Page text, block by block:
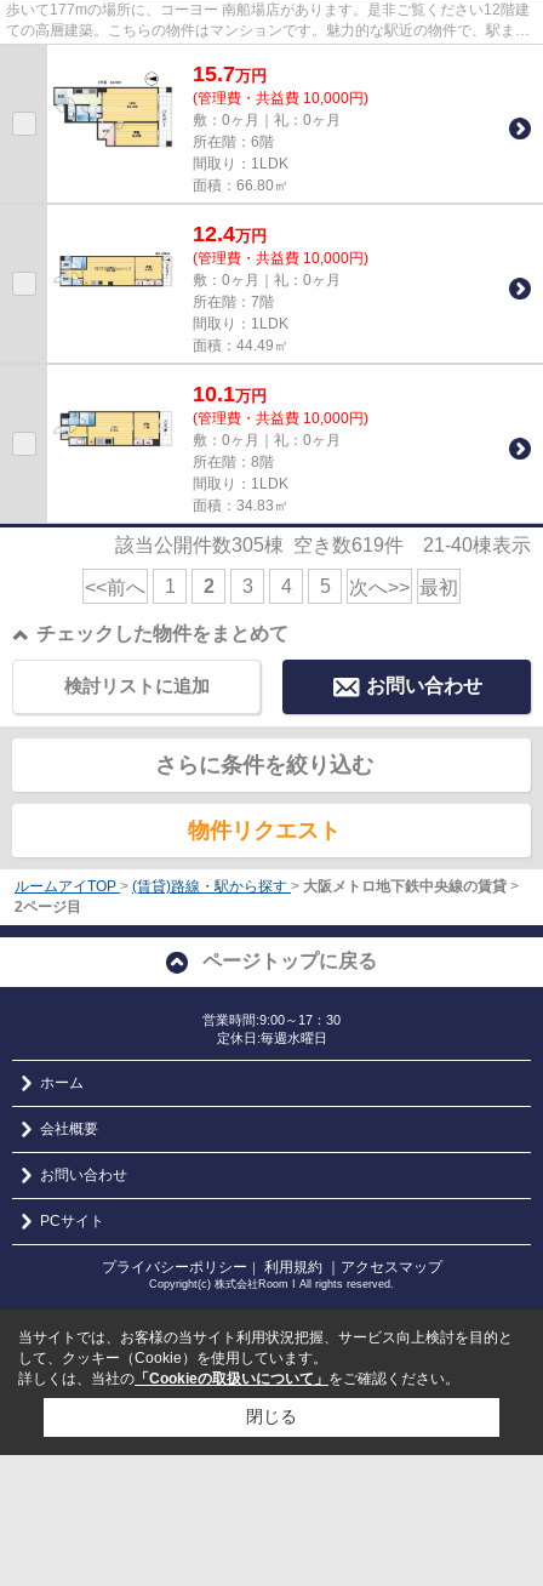
歩いて177mの場所に、コーヨー 南船場店があります。是非ご覧ください12階建
ての高層建築。こちらの物件はマンションです。魅力的な駅近の物件で、駅まで
15.7万円
(管理費・共益費 10,000円)
敷：0ヶ月｜礼：0ヶ月
所在階：6階
間取り：1LDK
面積：66.80㎡
12.4万円
(管理費・共益費 10,000円)
敷：0ヶ月｜礼：0ヶ月
所在階：7階
間取り：1LDK
面積：44.49㎡
10.1万円
(管理費・共益費 10,000円)
敷：0ヶ月｜礼：0ヶ月
所在階：8階
間取り：1LDK
面積：34.83㎡
該当公開件数305棟 空き数619件 21-40棟表示
<<前へ 1 2 3 4 5 次へ>> 最初
チェックした物件をまとめて
お問い合わせ
検討リストに追加
さらに条件を絞り込む
物件リクエスト
ルームアイTOP > (賃貸)路線・駅から探す > 大阪メトロ地下鉄中央線の賃貸 >
2ページ目
ページトップに戻る
営業時間:9:00～17：30
定休日:毎週水曜日
ホーム
会社概要
お問い合わせ
PCサイト
プライバシーポリシー ｜ 利用規約 ｜アクセスマップ
Copyright(c) 株式会社Room I All rights reserved.
当サイトでは、お客様の当サイト利用状況把握、サービス向上検討を目的と
して、クッキー（Cookie）を使用しています。
詳しくは、当社の 「Cookieの取扱いについて」 をご確認ください。
閉じる